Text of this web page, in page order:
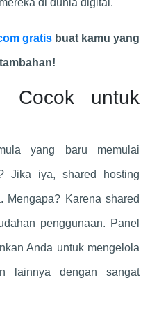
di dunia digital.
gratisbuat kamu yang
Cocok untuk
yang baru memulai
Jika iya, shared hosting
Mengapa? Karena shared
penggunaan. Panel
Anda untuk mengelola
lainnya dengan sangat